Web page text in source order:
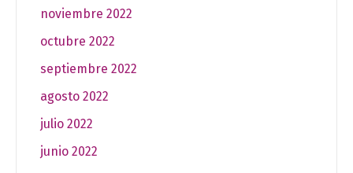
noviembre 2022
octubre 2022
septiembre 2022
agosto 2022
julio 2022
junio 2022